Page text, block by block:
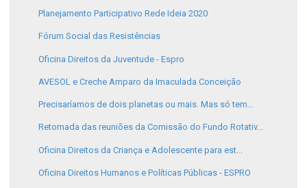
Planejamento Participativo Rede Ideia 2020
Fórum Social das Resistências
Oficina Direitos da Juventude - Espro
AVESOL e Creche Amparo da Imaculada Conceição
Precisaríamos de dois planetas ou mais. Mas só tem...
Retomada das reuniões da Comissão do Fundo Rotativ...
Oficina Direitos da Criança e Adolescente para est...
Oficina Direitos Humanos e Políticas Públicas - ESPRO